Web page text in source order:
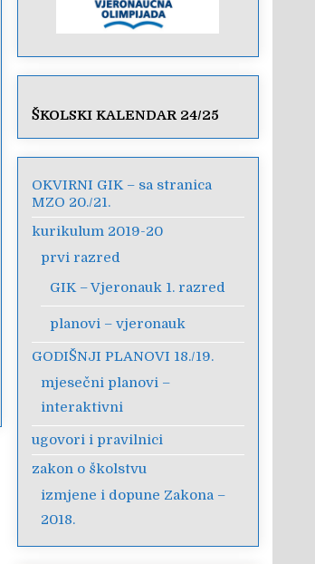
ŠKOLSKI KALENDAR 24/25
OKVIRNI GIK – sa stranica
MZO 20./21.
kurikulum 2019-20
prvi razred
GIK – Vjeronauk 1. razred
planovi – vjeronauk
GODIŠNJI PLANOVI 18./19.
mjesečni planovi –
interaktivni
ugovori i pravilnici
zakon o školstvu
izmjene i dopune Zakona –
2018.